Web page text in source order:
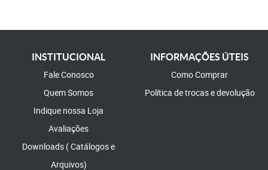
INSTITUCIONAL
Fale Conosco
Quem Somos
Indique nossa Loja
Avaliações
Downloads ( Catálogos e
Arquivos)
INFORMAÇÕES ÚTEIS
Como Comprar
Política de trocas e devolução